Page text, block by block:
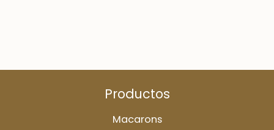
Productos
Macarons